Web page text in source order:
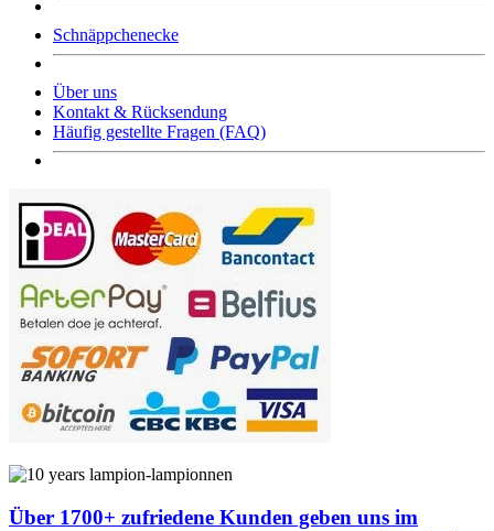
Schnäppchenecke
Über uns
Kontakt & Rücksendung
Häufig gestellte Fragen (FAQ)
Über 1700+ zufriedene Kunden geben uns im